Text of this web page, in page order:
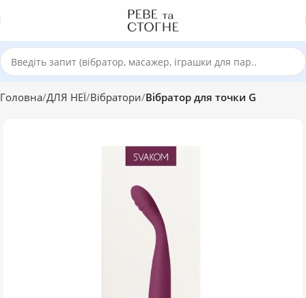
Головна ДЛЯ НЕЇ Вібратори Вібратор для точки G